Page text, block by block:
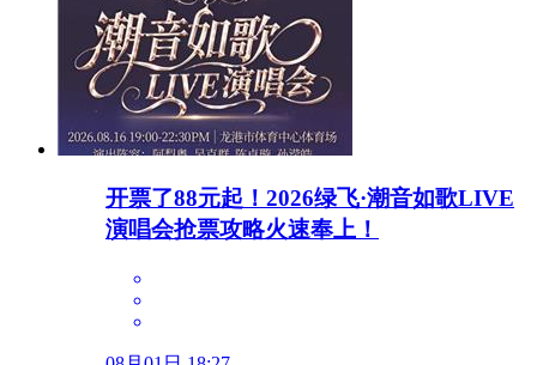
开票了88元起！2026绿飞·潮音如歌LIVE
演唱会抢票攻略火速奉上！